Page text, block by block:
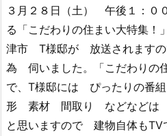
３月２８日（土） 午後１：０
る「こだわりの住まい大特
津市 T様邸が 放送されますの
為 伺いました。「こだわりの
で、T様邸には ぴったりの番
形 素材 間取り などなどは
と思いますので 建物自体も